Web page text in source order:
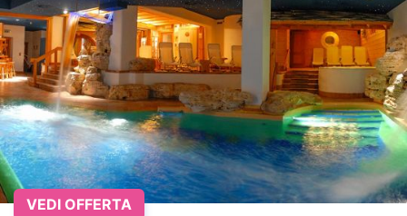
VEDI OFFERTA